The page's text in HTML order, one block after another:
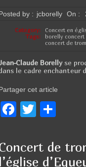
by : jcborelly On :
Category: Concert en
Tags:
borelly
concert de
Claude Borellyse
le cadre enchanteur
cet article
F
c
e
T
tt
er
P
ta
g
de
l’église